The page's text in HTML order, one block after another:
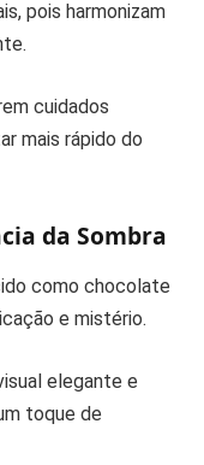
pois harmonizam
cuidados
mais rápido do
da Sombra
como chocolate
e mistério.
elegante e
toque de